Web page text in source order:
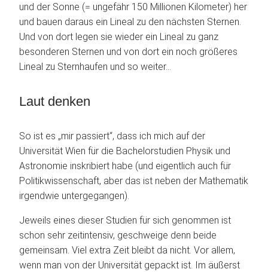
und der Sonne (= ungefähr 150 Millionen Kilometer) her
und bauen daraus ein Lineal zu den nächsten Sternen.
Und von dort legen sie wieder ein Lineal zu ganz
besonderen Sternen und von dort ein noch größeres
Lineal zu Sternhaufen und so weiter…
Laut denken
So ist es „mir passiert“, dass ich mich auf der
Universität Wien für die Bachelorstudien Physik und
Astronomie inskribiert habe (und eigentlich auch für
Politikwissenschaft, aber das ist neben der Mathematik
irgendwie untergegangen).
Jeweils eines dieser Studien für sich genommen ist
schon sehr zeitintensiv, geschweige denn beide
gemeinsam. Viel extra Zeit bleibt da nicht. Vor allem,
wenn man von der Universität gepackt ist. Im äußerst